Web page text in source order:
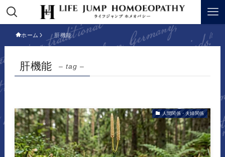
ホーム 肝機能
肝機能 – tag –
人間関係・夫婦関係